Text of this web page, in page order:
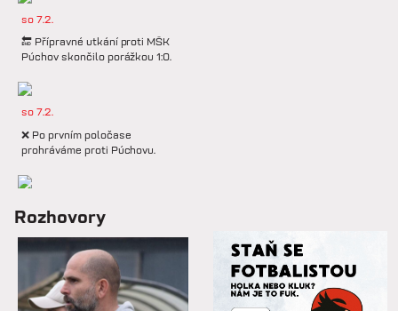
so 7.2.
🔚 Přípravné utkání proti MŠK
Púchov skončilo porážkou 1:0.
so 7.2.
❌ Po prvním poločase
prohráváme proti Púchovu.
📋 Proti Púchovu nastoupíme v
této základní sestavě.
so 7.2.
Rozhovory